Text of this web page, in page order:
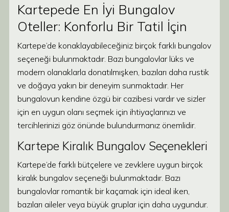
Kartepede En İyi Bungalov
Oteller: Konforlu Bir Tatil İçin
Kartepe’de konaklayabileceğiniz birçok farklı bungalov
seçeneği bulunmaktadır. Bazı bungalovlar lüks ve
modern olanaklarla donatılmışken, bazıları daha rustik
ve doğaya yakın bir deneyim sunmaktadır. Her
bungalovun kendine özgü bir cazibesi vardır ve sizler
için en uygun olanı seçmek için ihtiyaçlarınızı ve
tercihlerinizi göz önünde bulundurmanız önemlidir.
Kartepe Kiralık Bungalov Seçenekleri
Kartepe’de farklı bütçelere ve zevklere uygun birçok
kiralık bungalov seçeneği bulunmaktadır. Bazı
bungalovlar romantik bir kaçamak için ideal iken,
bazıları aileler veya büyük gruplar için daha uygundur.